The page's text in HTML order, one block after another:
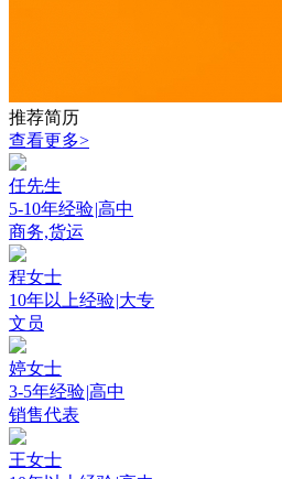
推荐简历
查看更多>
任先生
5-10年经验|高中
商务,货运
程女士
10年以上经验|大专
文员
婷女士
3-5年经验|高中
销售代表
王女士